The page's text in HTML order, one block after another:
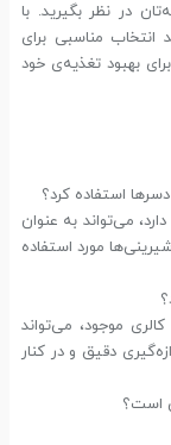
در نظر بگیرید. با
انتخاب مناسبی برای
بهبود تغذیه‌ی خود
می‌تواند به عنوان
مورد استفاده
موجود، می‌تواند
دقیق و در کنار